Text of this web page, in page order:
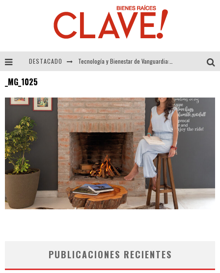
DESTACADO
Alexandra Bedoya – La Constancia detrás de La Paletería
El Despertar de la Calidez: Acabados Dorados de FV para Elevar tu Espacio
_MG_1025
PUBLICACIONES RECIENTES